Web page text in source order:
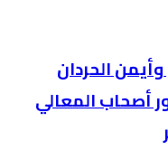
الحردان
أصحاب المعالي